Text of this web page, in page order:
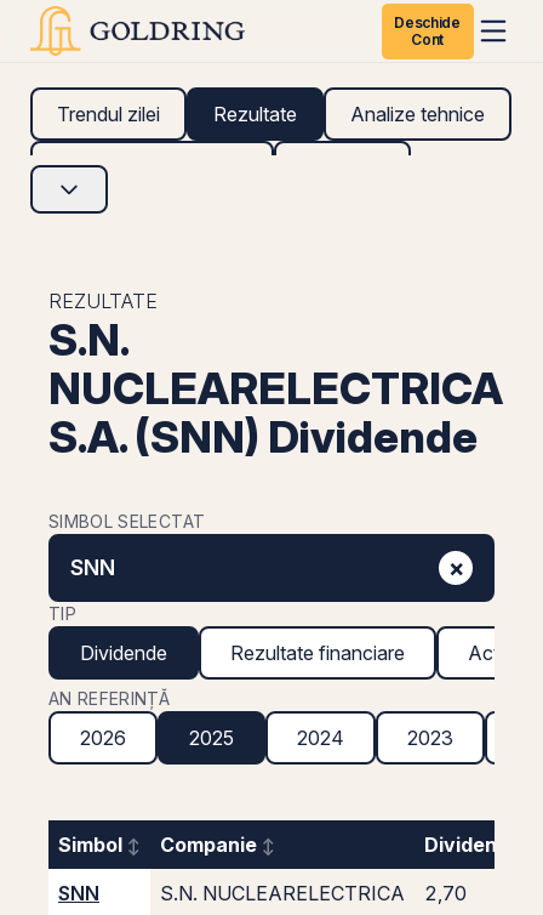
Deschide
Cont
Trendul zilei Rezultate Analize tehnice
Analize fundamentale
REZULTATE
S.N.
NUCLEARELECTRICA
S.A. (SNN) Dividende
SIMBOL SELECTAT
SNN ×
TIP
Dividende Rezultate financiare Acțiuni
AN REFERINȚĂ
2026 2025 2024 2023
Simbol Companie
Dividend
SNN
S.N. NUCLEARELECTRICA 2,70